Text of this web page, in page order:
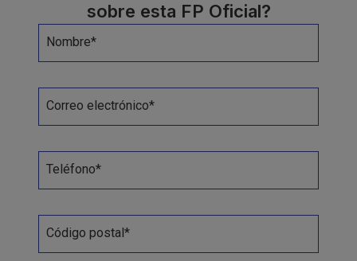
sobre esta FP Oficial?
Nombre*
Correo electrónico*
Teléfono*
Código postal*